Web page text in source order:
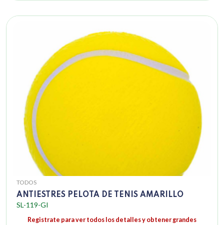
TODOS
ANTIESTRES PELOTA DE TENIS AMARILLO
SL-119-GI
Registrate para ver todos los detalles y obtener grandes